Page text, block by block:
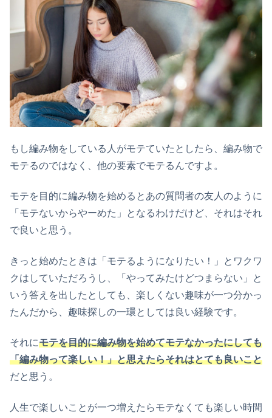
もし編み物をしている人がモテていたとしたら、編み物で
モテるのではなく、他の要素でモテるんですよ。
モテを目的に編み物を始めるとあの質問者の友人のように
「モテないからやーめた」となるわけだけど、それはそれ
で良いと思う。
きっと始めたときは「モテるようになりたい！」とワクワ
クはしていただろうし、「やってみたけどつまらない」と
いう答えを出したとしても、楽しくない趣味が一つ分かっ
たんだから、趣味探しの一環としては良い経験です。
それにモテを目的に編み物を始めてモテなかったにしても
「編み物って楽しい！」と思えたらそれはとても良いこと
だと思う。
人生で楽しいことが一つ増えたらモテなくても楽しい時間